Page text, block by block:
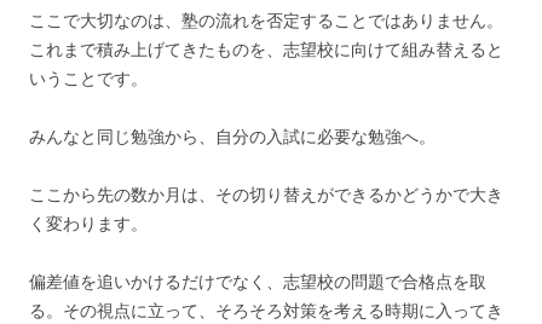
ここで大切なのは、塾の流れを否定することではありません。
これまで積み上げてきたものを、志望校に向けて組み替えると
いうことです。
みんなと同じ勉強から、自分の入試に必要な勉強へ。
ここから先の数か月は、その切り替えができるかどうかで大き
く変わります。
偏差値を追いかけるだけでなく、志望校の問題で合格点を取
る。その視点に立って、そろそろ対策を考える時期に入ってき